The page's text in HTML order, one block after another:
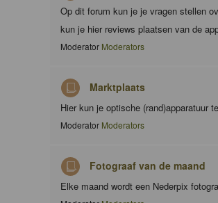
Op dit forum kun je je vragen stellen
kun je hier reviews plaatsen van de
Moderator Moderators
Marktplaats
Hier kun je optische (rand)apparatuur
Moderator Moderators
Fotograaf van de maand
Elke maand wordt een Nederpix